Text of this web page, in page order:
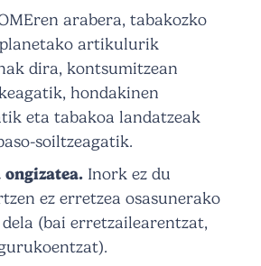
arabera, tabakozko
artikulurik
dira, kontsumitzean
hondakinen
eta tabakoa landatzeak
soiltzeagatik.
ongizatea. Inork ez du
ez erretzea osasunerako
(bai erretzailearentzat,